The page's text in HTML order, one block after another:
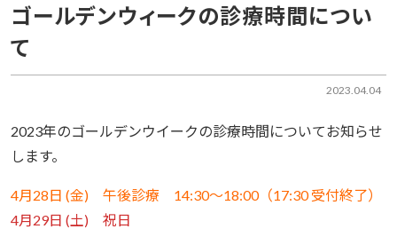
2023.04.04
ゴールデンウィークの診療時間につい
て
2023年のゴールデンウイークの診療時間についてお知らせ
します。
4月28日 (金) 午後診療 14:30～18:00（17:30 受付終了）
4月29日 (土) 祝日